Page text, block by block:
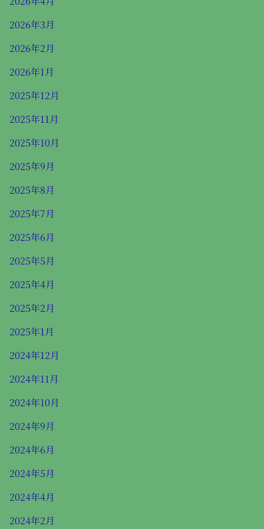
2026年3月
2026年2月
2026年1月
2025年12月
2025年11月
2025年10月
2025年9月
2025年8月
2025年7月
2025年6月
2025年5月
2025年4月
2025年2月
2025年1月
2024年12月
2024年11月
2024年10月
2024年9月
2024年6月
2024年5月
2024年4月
2024年2月